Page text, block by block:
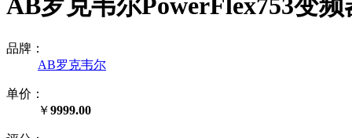
品牌：
AB罗克韦尔
单价：
￥9999.00